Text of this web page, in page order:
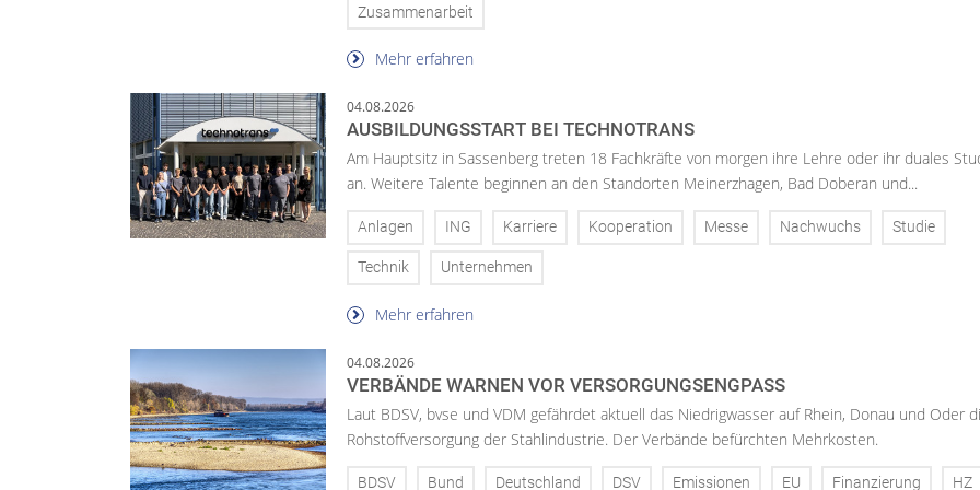
Zusammenarbeit
Mehr erfahren
04.08.2026
AUSBILDUNGSSTART BEI TECHNOTRANS
Am Hauptsitz in Sassenberg treten 18 Fachkräfte von morgen ihre Lehre oder ihr duales
an. Weitere Talente beginnen an den Standorten Meinerzhagen, Bad Doberan und...
Anlagen ING Karriere Kooperation Messe Nachwuchs Studie
Technik Unternehmen
Mehr erfahren
04.08.2026
VERBÄNDE WARNEN VOR VERSORGUNGSENGPASS
Laut BDSV, bvse und VDM gefährdet aktuell das Niedrigwasser auf Rhein, Donau und Oder
Rohstoffversorgung der Stahlindustrie. Der Verbände befürchten Mehrkosten.
BDSV Bund Deutschland DSV Emissionen EU Finanzierung HZ